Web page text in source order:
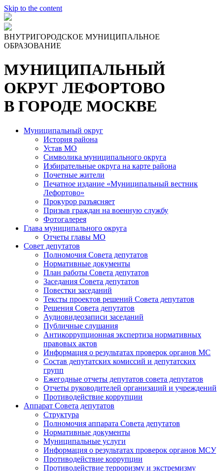
Skip to the content
ВНУТРИГОРОДСКОЕ МУНИЦИПАЛЬНОЕ
ОБРАЗОВАНИЕ
МУНИЦИПАЛЬНЫЙ
ОКРУГ ЛЕФОРТОВО
В ГОРОДЕ МОСКВЕ
Муниципальный округ
История района
Устав МО
Символика муниципального округа
Избирательные округа на карте района
Почетные жители
Печатное издание «Муниципальный вестник
Лефортово»
Прокурор разъясняет
Призыв граждан на военную службу
Фотогалерея
Глава муниципального округа
Отчеты главы МО
Совет депутатов
Полномочия Совета депутатов
Нормативные документы
План работы Совета депутатов
Заседания Cовета депутатов
Повестки заседаний
Тексты проектов решений Совета депутатов
Решения Совета депутатов
Аудиовидеозаписи заседаний
Публичные слушания
Антикоррупционная экспертиза нормативных
правовых актов
Информация о результатах проверок органов МС
Состав депутатских комиссий и депутатских
групп
Ежегодные отчеты депутатов совета депутатов
Отчеты руководителей организаций и учреждений
Противодействие коррупции
Аппарат Совета депутатов
Структура
Полномочия аппарата Совета депутатов
Нормативные документы
Муниципальные услуги
Информация о результатах проверок органов МСУ
Противодействие коррупции
Противодействие терроризму и экстремизму